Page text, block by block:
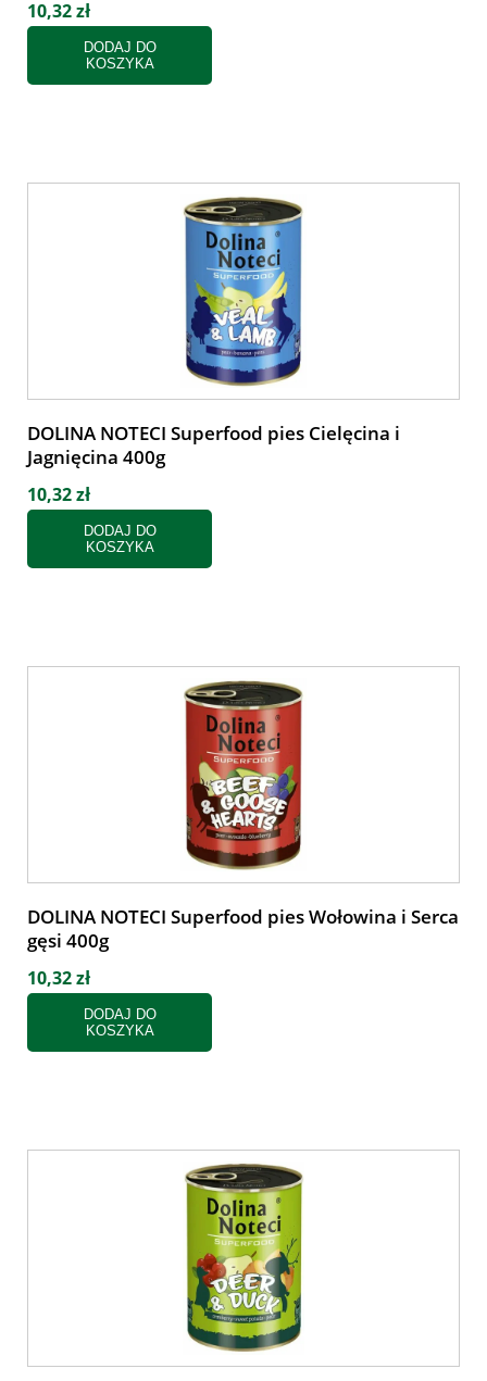
10,32 zł
DODAJ DO
KOSZYKA
DOLINA NOTECI Superfood pies Cielęcina i
Jagnięcina 400g
10,32 zł
DODAJ DO
KOSZYKA
DOLINA NOTECI Superfood pies Wołowina i Serca
gęsi 400g
10,32 zł
DODAJ DO
KOSZYKA